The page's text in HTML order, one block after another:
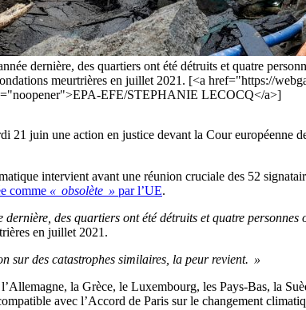
dernière, des quartiers ont été détruits et quatre
meurtrières en juillet 2021. [<a href="https://
EFE/STEPHANIE LECOCQ</a>]
juin une action en justice devant la Cour européenne
intervient avant une réunion cruciale des 52
comme « obsolète » par l’UE.
des quartiers ont été détruits et quatre
en juillet 2021.
sur des catastrophes similaires, la peur revient. »
la Grèce, le Luxembourg, les Pays-Bas, la
avec l’Accord de Paris sur le changement